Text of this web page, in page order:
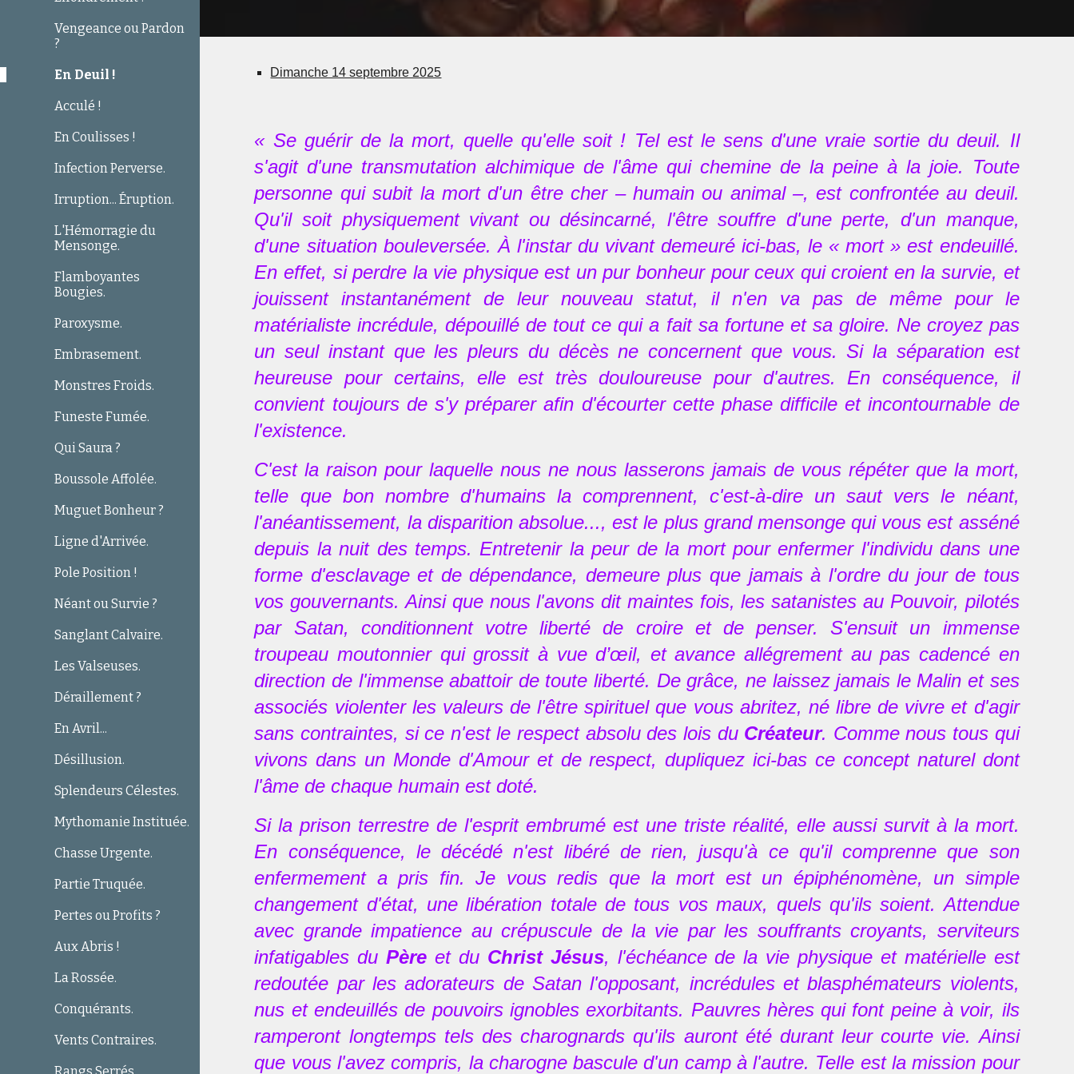
Vengeance ou Pardon
?
En Deuil !
Acculé !
En Coulisses !
Infection Perverse.
Irruption... Éruption.
L'Hémorragie du
Mensonge.
Flamboyantes
Bougies.
Paroxysme.
Embrasement.
Monstres Froids.
Funeste Fumée.
Qui Saura ?
Boussole Affolée.
Muguet Bonheur ?
Ligne d'Arrivée.
Pole Position !
Néant ou Survie ?
Sanglant Calvaire.
Les Valseuses.
Déraillement ?
En Avril...
Désillusion.
Splendeurs Célestes.
Mythomanie Instituée.
Chasse Urgente.
Partie Truquée.
Pertes ou Profits ?
Aux Abris !
La Rossée.
Conquérants.
Vents Contraires.
Dimanche 14 septembre 2025
« Se guérir de la mort, quelle qu'elle soit ! Tel est le sens d'une vraie sortie du deuil. Il
s'agit d'une transmutation alchimique de l'âme qui chemine de la peine à la joie. Toute
personne qui subit la mort d'un être cher – humain ou animal –, est confrontée au deuil.
Qu'il soit physiquement vivant ou désincarné, l'être souffre d'une perte, d'un manque,
d'une situation bouleversée. À l'instar du vivant demeuré ici-bas, le « mort » est endeuillé.
En effet, si perdre la vie physique est un pur bonheur pour ceux qui croient en la survie, et
jouissent instantanément de leur nouveau statut, il n'en va pas de même pour le
matérialiste incrédule, dépouillé de tout ce qui a fait sa fortune et sa gloire. Ne croyez pas
un seul instant que les pleurs du décès ne concernent que vous. Si la séparation est
heureuse pour certains, elle est très douloureuse pour d'autres. En conséquence, il
convient toujours de s'y préparer afin d'écourter cette phase difficile et incontournable de
l'existence.
C'est la raison pour laquelle nous ne nous lasserons jamais de vous répéter que la mort,
telle que bon nombre d'humains la comprennent, c'est-à-dire un saut vers le néant,
l'anéantissement, la disparition absolue..., est le plus grand mensonge qui vous est asséné
depuis la nuit des temps. Entretenir la peur de la mort pour enfermer l'individu dans une
forme d'esclavage et de dépendance, demeure plus que jamais à l'ordre du jour de tous
vos gouvernants. Ainsi que nous l'avons dit maintes fois, les satanistes au Pouvoir, pilotés
par Satan, conditionnent votre liberté de croire et de penser. S'ensuit un immense
troupeau moutonnier qui grossit à vue d’œil, et avance allégrement au pas cadencé en
direction de l'immense abattoir de toute liberté. De grâce, ne laissez jamais le Malin et ses
associés violenter les valeurs de l'être spirituel que vous abritez, né libre de vivre et d'agir
sans contraintes, si ce n'est le respect absolu des lois du Créateur. Comme nous tous qui
vivons dans un Monde d'Amour et de respect, dupliquez ici-bas ce concept naturel dont
l'âme de chaque humain est doté.
Si la prison terrestre de l'esprit embrumé est une triste réalité, elle aussi survit à la mort.
En conséquence, le décédé n'est libéré de rien, jusqu'à ce qu'il comprenne que son
enfermement a pris fin. Je vous redis que la mort est un épiphénomène, un simple
changement d'état, une libération totale de tous vos maux, quels qu'ils soient. Attendue
avec grande impatience au crépuscule de la vie par les souffrants croyants, serviteurs
infatigables duPère et du Christ Jésus, l'échéance de la vie physique et matérielle est
redoutée par les adorateurs de Satan l'opposant, incrédules et blasphémateurs violents,
nus et endeuillés de pouvoirs ignobles exorbitants. Pauvres hères qui font peine à voir, ils
ramperont longtemps tels des charognards qu'ils auront été durant leur courte vie. Ainsi
que vous l'avez compris, la charogne bascule d'un camp à l'autre. Telle est la mission pour